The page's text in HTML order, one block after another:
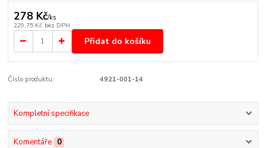
278 Kč/ks
229,75 Kč bez DPH
Přidat do košíku
Číslo produktu: 4921-001-14
Kompletní specifikace
Komentáře 0